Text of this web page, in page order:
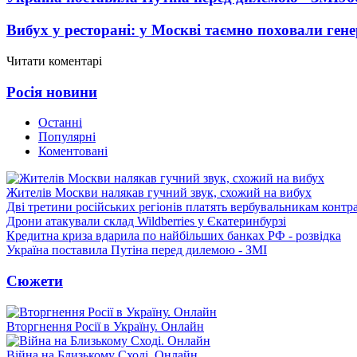
Вибух у ресторані: у Москві таємно поховали
Читати коментарі
Росія новини
Останні
Популярні
Коментовані
Жителів Москви налякав гучний звук, схожий на вибух
Дві третини російських регіонів платять вербувальникам
Дрони атакували склад Wildberries у Єкатеринбурзі
Кредитна криза вдарила по найбільших банках РФ - розвідка
Україна поставила Путіна перед дилемою - ЗМІ
Сюжети
Вторгнення Росії в Україну. Онлайн